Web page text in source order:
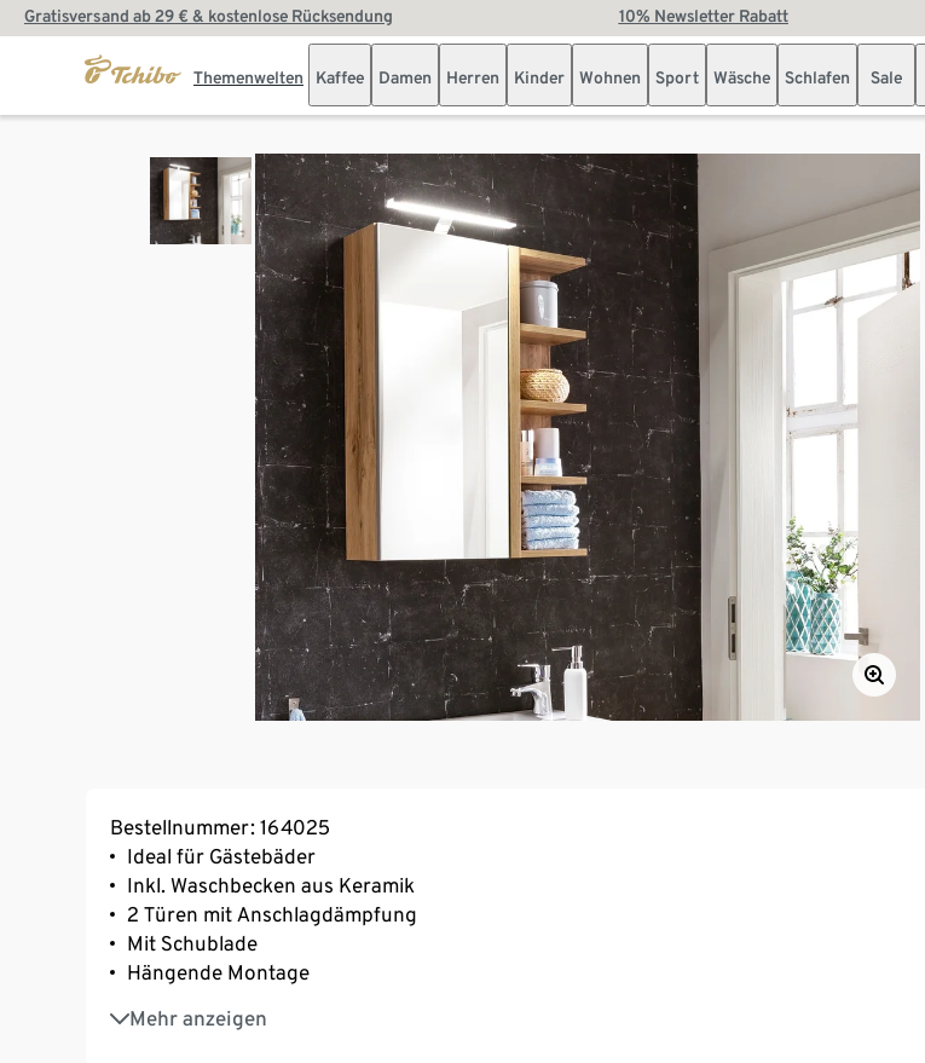
Gratisversand ab 29 € & kostenlose Rücksendung 10% Newsletter Rabatt
Themenwelten Kaffee Damen Herren Kinder Wohnen Sport Wäsche Schlafen Sale
Bestellnummer: 164025
Ideal für Gästebäder
Inkl. Waschbecken aus Keramik
2 Türen mit Anschlagdämpfung
Mit Schublade
Hängende Montage
Mehr anzeigen
Im Eichen-Landhaus-Dekor mit fühlbarer Struktur
Griffe und Beschläge aus Metall